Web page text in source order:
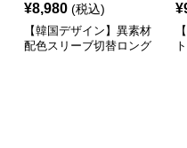
¥8,980 (税込)
【韓国デザイン】異素材
配色スリーブ切替ロング
¥